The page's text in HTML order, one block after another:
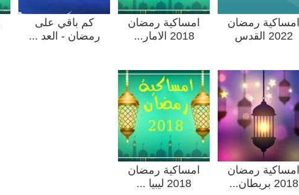
امساكية رمضان
2022 القدس
امساكية رمضان
2018 الامار...
كم باقي على
رمضان - العد ...
امساكية رمضان
2018 بريطان...
امساكية رمضان
2018 ليبيا ...